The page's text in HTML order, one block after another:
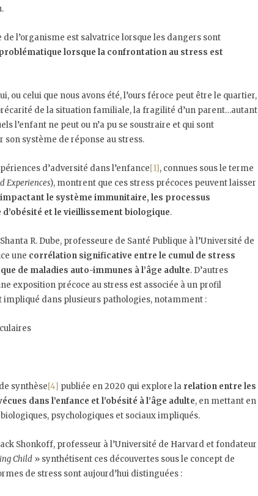
l’organisme est salvatrice lorsque les dangers sont
lorsque la confrontation au stress est
ou celui que nous avons été, l’ours féroce peut être le quartier,
de la situation familiale, la fragilité d’un parent…autant
l’enfant ne peut ou n’a pu se soustraire et qui sont
son système de réponse au stress.
d’adversité dans l’enfance[1], connues sous le terme
Experiences), montrent que ces stress précoces peuvent laisser
le système immunitaire, les processus
et le vieillissement biologique.
R. Dube, professeure de Santé Publique à l’Université de
une corrélation significative entre le cumul de stress
de maladies auto-immunes à l’âge adulte. D’autres
exposition précoce au stress est associée à un profil
dans plusieurs pathologies, notamment :
synthèse[4] publiée en 2020 qui explore la relation entre les
dans l’enfance et l’obésité à l’âge adulte, en mettant en
psychologiques et sociaux impliqués.
Shonkoff, professeur à l’Université de Harvard et fondateur
Child » synthétisent ces découvertes sous le concept de
de stress sont aujourd’hui distinguées :